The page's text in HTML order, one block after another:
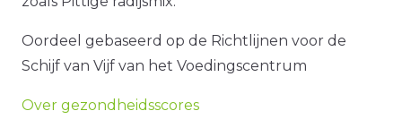
Oordeel gebaseerd op de Richtlijnen voor de
Schijf van Vijf van het Voedingscentrum
Over gezondheidsscores